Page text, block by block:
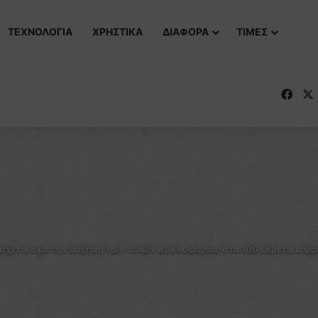
ΤΕΧΝΟΛΟΓΙΑ ΧΡΗΣΤΙΚΑ ΔΙΑΦΟΡΑ ΤΙΜΕΣ
σχετικά με την αύξηση των τελών κυκλοφορίας στα 100 ελβετικά